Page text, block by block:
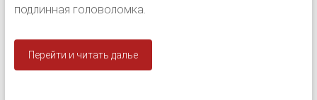
подлинная головоломка.
Перейти и читать далье